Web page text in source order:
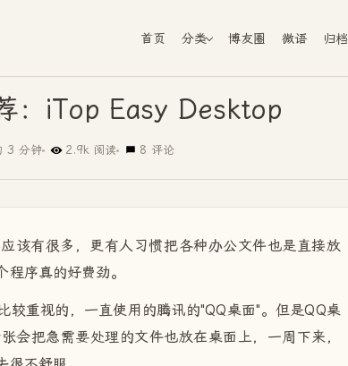
首页 分类 博友圈 微语 归档
：iTop Easy Desktop
3 分钟 2.9k 阅读 8 评论
该有很多，更有人习惯把各种办公文件也是直接放
序真的好费劲。
较重视的，一直使用的腾讯的"QQ桌面"。但是QQ桌
会把急需要处理的文件也放在桌面上，一周下来，